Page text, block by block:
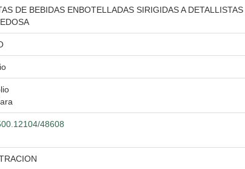
DE BEBIDAS ENBOTELLADAS SIRIGIDAS A
48608